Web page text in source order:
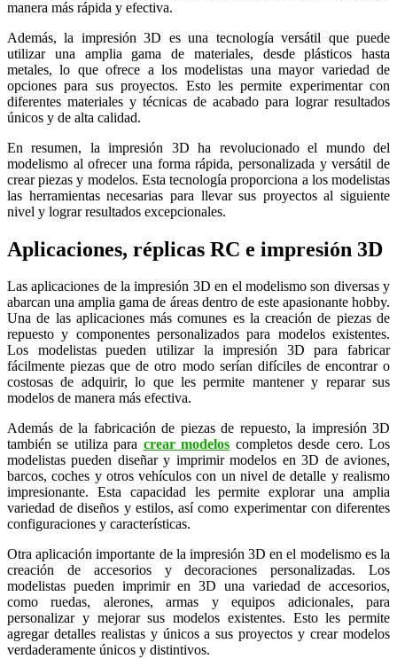
manera más rápida y efectiva.
Además, la impresión 3D es una tecnología versátil que puede
utilizar una amplia gama de materiales, desde plásticos hasta
metales, lo que ofrece a los modelistas una mayor variedad de
opciones para sus proyectos. Esto les permite experimentar con
diferentes materiales y técnicas de acabado para lograr resultados
únicos y de alta calidad.
En resumen, la impresión 3D ha revolucionado el mundo del
modelismo al ofrecer una forma rápida, personalizada y versátil de
crear piezas y modelos. Esta tecnología proporciona a los modelistas
las herramientas necesarias para llevar sus proyectos al siguiente
nivel y lograr resultados excepcionales.
Aplicaciones, réplicas RC e impresión 3D
Las aplicaciones de la impresión 3D en el modelismo son diversas y
abarcan una amplia gama de áreas dentro de este apasionante hobby.
Una de las aplicaciones más comunes es la creación de piezas de
repuesto y componentes personalizados para modelos existentes.
Los modelistas pueden utilizar la impresión 3D para fabricar
fácilmente piezas que de otro modo serían difíciles de encontrar o
costosas de adquirir, lo que les permite mantener y reparar sus
modelos de manera más efectiva.
Además de la fabricación de piezas de repuesto, la impresión 3D
también se utiliza para crear modelos completos desde cero. Los
modelistas pueden diseñar y imprimir modelos en 3D de aviones,
barcos, coches y otros vehículos con un nivel de detalle y realismo
impresionante. Esta capacidad les permite explorar una amplia
variedad de diseños y estilos, así como experimentar con diferentes
configuraciones y características.
Otra aplicación importante de la impresión 3D en el modelismo es la
creación de accesorios y decoraciones personalizadas. Los
modelistas pueden imprimir en 3D una variedad de accesorios,
como ruedas, alerones, armas y equipos adicionales, para
personalizar y mejorar sus modelos existentes. Esto les permite
agregar detalles realistas y únicos a sus proyectos y crear modelos
verdaderamente únicos y distintivos.